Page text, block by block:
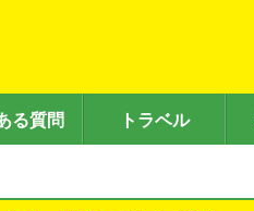
る質問 トラベル